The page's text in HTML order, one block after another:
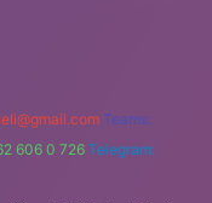
Teams:
606 0 726 Telegram: